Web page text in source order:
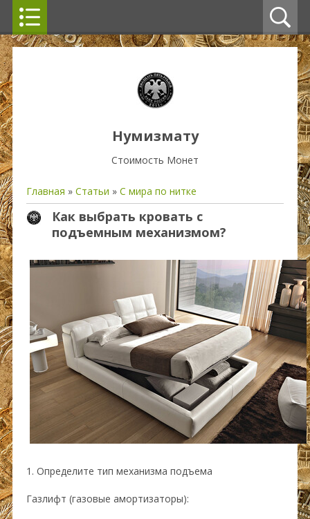
Нумизмату
Стоимость Монет
Главная » Статьи » С мира по нитке
Как выбрать кровать с
подъемным механизмом?
1. Определите тип механизма подъема
Газлифт (газовые амортизаторы):